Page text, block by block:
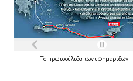
Τα πρωτοσέλιδα τωνεφημερίδων-